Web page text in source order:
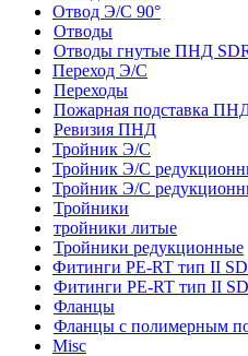
Отвод Э/С 90°
Отводы
Отводы гнутые ПНД
Переход Э/С
Переходы
Пожарная подставка
Ревизия ПНД
Тройник Э/С
Тройник Э/С
Тройник Э/С
Тройники
тройники литые
Тройники редукционные
Фитинги PE-RT тип II
Фитинги PE-RT тип II
Фланцы
Фланцы с полимерным
Misc